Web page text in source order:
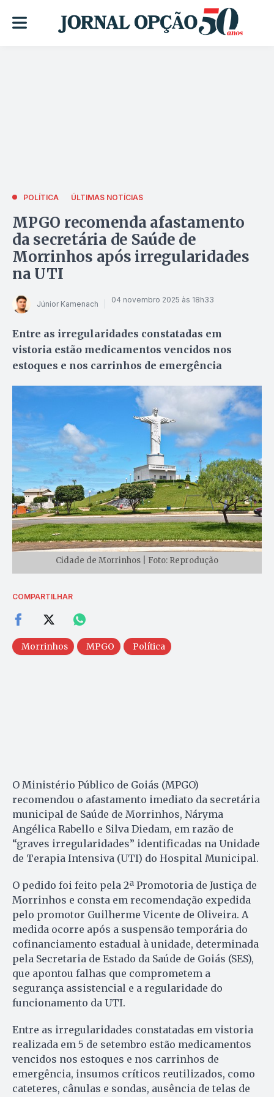
POLÍTICA ÚLTIMAS NOTÍCIAS
MPGO recomenda afastamento
da secretária de Saúde de
Morrinhos após irregularidades
na UTI
Júnior Kamenach 04 novembro 2025 às 18h33
Entre as irregularidades constatadas em
vistoria estão medicamentos vencidos nos
estoques e nos carrinhos de emergência
Cidade de Morrinhos | Foto: Reprodução
COMPARTILHAR
Morrinhos MPGO Política
O Ministério Público de Goiás (MPGO)
recomendou o afastamento imediato da secretária
municipal de Saúde de Morrinhos, Náryma
Angélica Rabello e Silva Diedam, em razão de
“graves irregularidades” identificadas na Unidade
de Terapia Intensiva (UTI) do Hospital Municipal.
O pedido foi feito pela 2ª Promotoria de Justiça de
Morrinhos e consta em recomendação expedida
pelo promotor Guilherme Vicente de Oliveira. A
medida ocorre após a suspensão temporária do
cofinanciamento estadual à unidade, determinada
pela Secretaria de Estado da Saúde de Goiás (SES),
que apontou falhas que comprometem a
segurança assistencial e a regularidade do
funcionamento da UTI.
Entre as irregularidades constatadas em vistoria
realizada em 5 de setembro estão medicamentos
vencidos nos estoques e nos carrinhos de
emergência, insumos críticos reutilizados, como
cateteres, cânulas e sondas, ausência de telas de